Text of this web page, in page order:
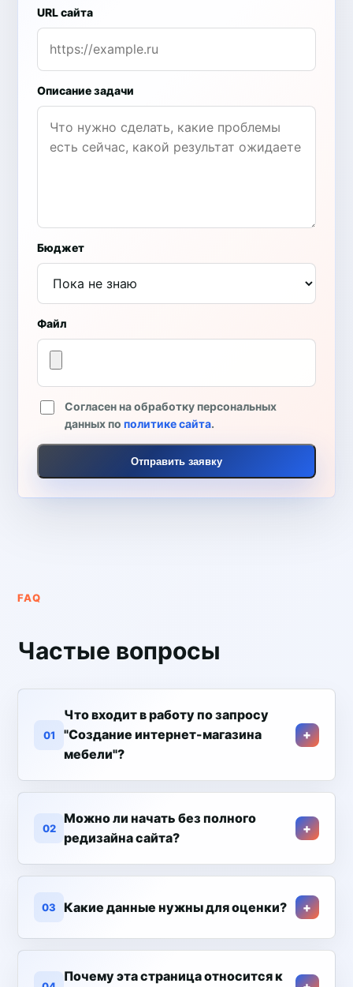
URL сайта
Описание задачи
Бюджет
Файл
Согласен на обработку персональных
данных пополитике сайта.
Отправить заявку
FAQ
Частые вопросы
01
Что входит в работу по запросу
"Создание интернет-магазина
мебели"?
02
Можно ли начать без полного
редизайна сайта?
03 Какие данные нужны для оценки?
Почему эта страница относится к